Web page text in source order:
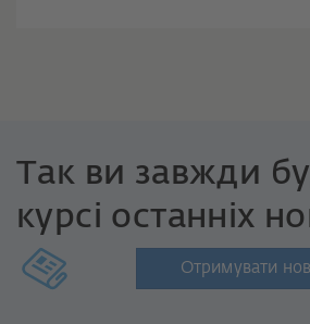
Так ви завжди
курсі останніх
Отримувати